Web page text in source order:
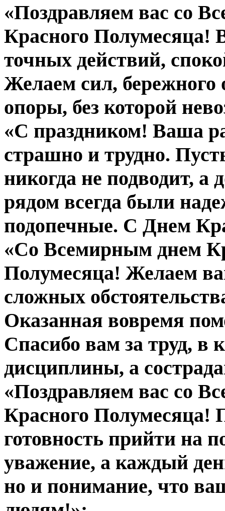
«Поздравляем вас со
Красного Полумесяца!
точных действий,
Желаем сил, бережного
опоры, без которой
«С праздником! Ваша
страшно и трудно.
никогда не подводит, а
рядом всегда были
подопечные. С Днем
«Со Всемирным днем
Полумесяца! Желаем
сложных
Оказанная вовремя
Спасибо вам за труд, в
дисциплины, а
«Поздравляем вас со
Красного Полумесяца!
готовность прийти на
уважение, а каждый
но и понимание, что